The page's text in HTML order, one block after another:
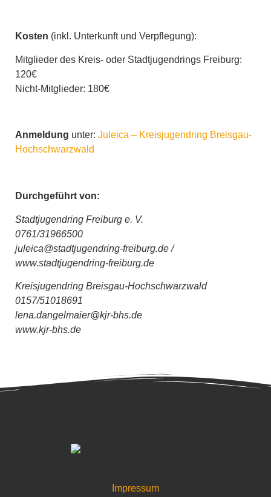
Kosten (inkl. Unterkunft und Verpflegung):
Mitglieder des Kreis- oder Stadtjugendrings Freiburg:
120€
Nicht-Mitglieder: 180€
Anmeldung unter: Juleica – Kreisjugendring Breisgau-
Hochschwarzwald
Durchgeführt von:
Stadtjugendring Freiburg e. V.
0761/31966500
juleica@stadtjugendring-freiburg.de /
www.stadtjugendring-freiburg.de
Kreisjugendring Breisgau-Hochschwarzwald
0157/51018691
lena.dangelmaier@kjr-bhs.de
www.kjr-bhs.de
Impressum